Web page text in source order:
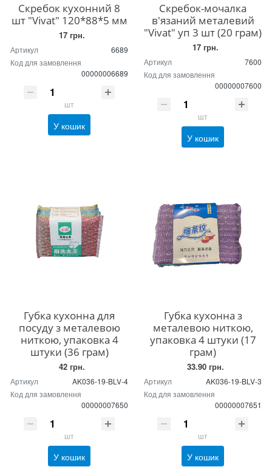
Скребок кухонний 8
шт "Vivat" 120*88*5 мм
17 грн.
Артикул
6689
Код для замовлення
00000006689
шт
У кошик
Скребок-мочалка
в'язаний металевий
"Vivat" уп 3 шт (20 грам)
17 грн.
Артикул
7600
Код для замовлення
00000007600
шт
У кошик
Губка кухонна для
посуду з металевою
ниткою, упаковка 4
штуки (36 грам)
42 грн.
Артикул
AK036-19-BLV-4
Код для замовлення
00000007650
шт
У кошик
Губка кухонна з
металевою ниткою,
упаковка 4 штуки (17
грам)
33.90 грн.
Артикул
AK036-19-BLV-3
Код для замовлення
00000007651
шт
У кошик